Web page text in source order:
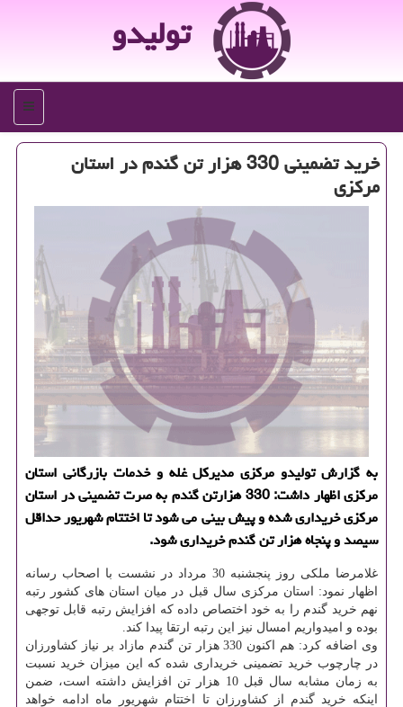
تولیدو
منو
خرید تضمینی 330 هزار تن گندم در استان
مركزی
به گزارش تولیدو مركزی مدیركل غله و خدمات بازرگانی استان
مركزی اظهار داشت: 330 هزارتن گندم به صرت تضمینی در استان
مركزی خریداری شده و پیش بینی می شود تا اختتام شهریور حداقل
سیصد و پنجاه هزار تن گندم خریداری شود.
غلامرضا ملکی روز پنجشنبه 30 مرداد در نشست با اصحاب رسانه
اظهار نمود: استان مرکزی سال قبل در میان استان های کشور رتبه
نهم خرید گندم را به خود اختصاص داده که افزایش رتبه قابل توجهی
بوده و امیدواریم امسال نیز این رتبه ارتقا پیدا کند.
وی اضافه کرد: هم اکنون 330 هزار تن گندم مازاد بر نیاز کشاورزان
در چارچوب خرید تضمینی خریداری شده که این میزان خرید نسبت
به زمان مشابه سال قبل 10 هزار تن افزایش داشته است، ضمن
اینکه خرید گندم از کشاورزان تا اختتام شهریور ماه ادامه خواهد